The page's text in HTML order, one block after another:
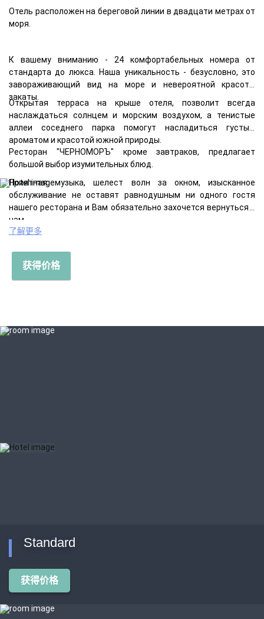
Отель расположен на береговой линии в двадцати метрах от
моря.
К вашему вниманию - 24 комфортабельных номера от
стандарта до люкса. Наша уникальность - безусловно, это
завораживающий вид на море и невероятной красоты
закаты.
Открытая терраса на крыше отеля, позволит всегда
наслаждаться солнцем и морским воздухом, а тенистые
аллеи соседнего парка помогут насладиться густым
ароматом и красотой южной природы.
Ресторан "ЧЕРНОМОРЪ" кроме завтраков, предлагает
большой выбор изумительных блюд.
Приятная музыка, шелест волн за окном, изысканное
обслуживание не оставят равнодушным ни одного гостя
нашего ресторана и Вам обязательно захочется вернуться к
нам.
了解更多
获得价格
Standard
获得价格